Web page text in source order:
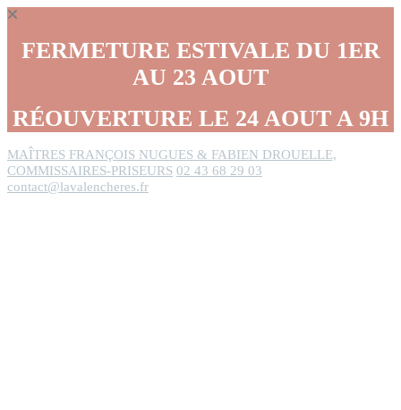
FERMETURE ESTIVALE DU 1ER
AU 23 AOUT
RÉOUVERTURE LE 24 AOUT A 9H
MAÎTRES FRANÇOIS NUGUES & FABIEN DROUELLE,
COMMISSAIRES-PRISEURS 02 43 68 29 03
contact@lavalencheres.fr
Panneau de gestion des cookies